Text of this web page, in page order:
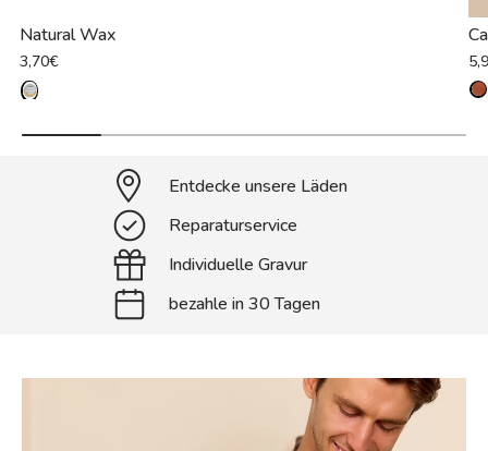
Natural Wax
3,70€
Entdecke unsere Läden
Reparaturservice
Individuelle Gravur
bezahle in 30 Tagen